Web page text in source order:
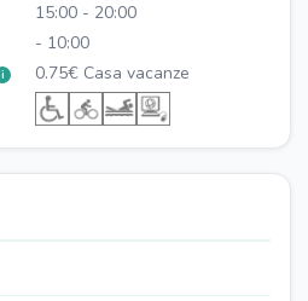
15:00 - 20:00
- 10:00
i
0.75€ Casa vacanze